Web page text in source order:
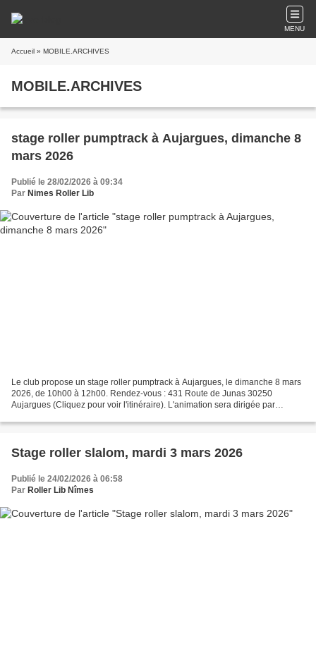
MENU
Accueil » MOBILE.ARCHIVES
MOBILE.ARCHIVES
stage roller pumptrack à Aujargues, dimanche 8
mars 2026
Publié le 28/02/2026 à 09:34
Par Nimes Roller Lib
Le club propose un stage roller pumptrack à Aujargues, le dimanche 8 mars
2026, de 10h00 à 12h00. Rendez-vous : 431 Route de Junas 30250
Aujargues (Cliquez pour voir l'itinéraire). L'animation sera dirigée par
Stage roller slalom, mardi 3 mars 2026
Publié le 24/02/2026 à 06:58
Par Roller Lib Nîmes